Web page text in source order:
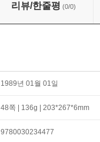
리뷰/한줄평 (0/0)
1989년 01월 01일
48쪽 | 136g | 203*267*6mm
9780030234477